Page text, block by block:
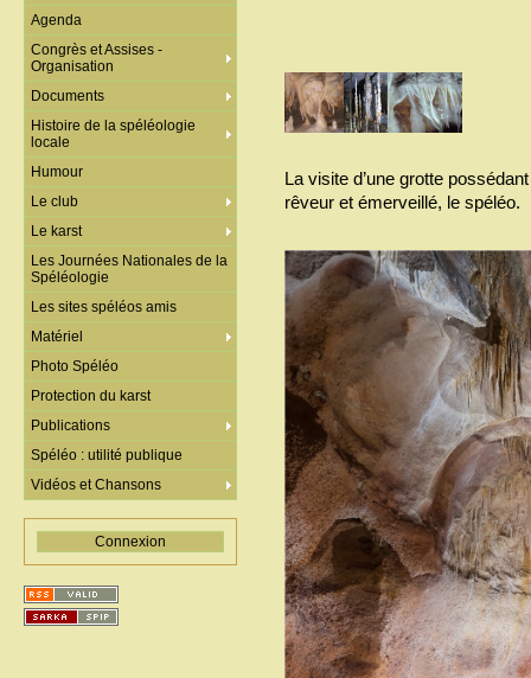
La visite d’une grotte
rêveur et émerveillé, le spéléo.
Agenda
Congrès et Assises -
Organisation
Documents
Histoire de la spéléologie
locale
Humour
Le club
Le karst
Les Journées Nationales de la
Spéléologie
Les sites spéléos amis
Matériel
Photo Spéléo
Protection du karst
Publications
Spéléo : utilité publique
Vidéos et Chansons
Connexion